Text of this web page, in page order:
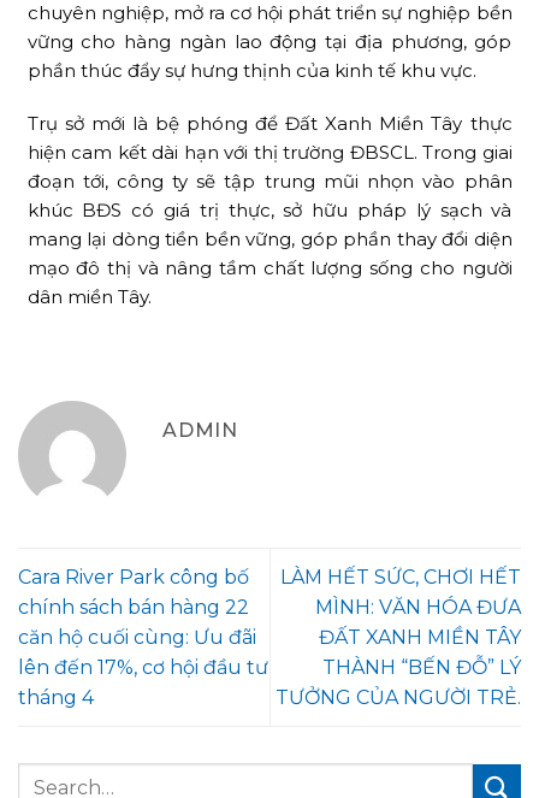
chuyên nghiệp, mở ra cơ hội phát triển sự nghiệp bền
vững cho hàng ngàn lao động tại địa phương, góp
phần thúc đẩy sự hưng thịnh của kinh tế khu vực.
Trụ sở mới là bệ phóng để Đất Xanh Miền Tây thực
hiện cam kết dài hạn với thị trường ĐBSCL. Trong giai
đoạn tới, công ty sẽ tập trung mũi nhọn vào phân
khúc BĐS có giá trị thực, sở hữu pháp lý sạch và
mang lại dòng tiền bền vững, góp phần thay đổi diện
mạo đô thị và nâng tầm chất lượng sống cho người
dân miền Tây.
ADMIN
Cara River Park công bố
chính sách bán hàng 22
căn hộ cuối cùng: Ưu đãi
lên đến 17%, cơ hội đầu tư
tháng 4
LÀM HẾT SỨC, CHƠI HẾT
MÌNH: VĂN HÓA ĐƯA
ĐẤT XANH MIỀN TÂY
THÀNH “BẾN ĐỖ” LÝ
TƯỞNG CỦA NGƯỜI TRẺ.